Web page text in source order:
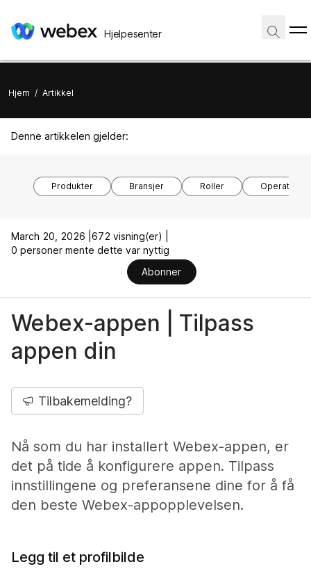
Hjelpesenter
Hjem / Artikkel
Denne artikkelen gjelder:
Produkter Bransjer Roller
March 20, 2026 | 672 visning(er) |
0 personer mente dette var nyttig
Abonner
Webex-appen | Tilpass
appen din
Tilbakemelding?
Nå som du har installert Webex-appen, er
det på tide å konfigurere appen. Tilpass
innstillingene og preferansene dine for å få
den beste Webex-appopplevelsen.
Legg til et profilbilde